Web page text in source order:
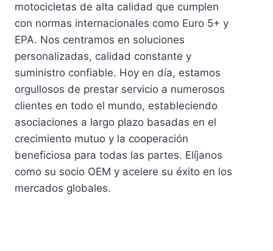
motocicletas de alta calidad que cumplen
con normas internacionales como Euro 5+ y
EPA. Nos centramos en soluciones
personalizadas, calidad constante y
suministro confiable. Hoy en día, estamos
orgullosos de prestar servicio a numerosos
clientes en todo el mundo, estableciendo
asociaciones a largo plazo basadas en el
crecimiento mutuo y la cooperación
beneficiosa para todas las partes. Elíjanos
como su socio OEM y acelere su éxito en los
mercados globales.